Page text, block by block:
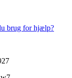
brug for hjælp?